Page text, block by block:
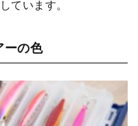
ています。
ーの色